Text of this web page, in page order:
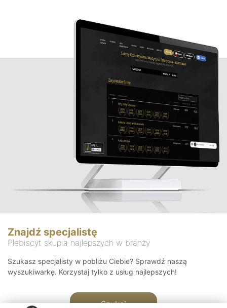
Znajdź specjalistę
Plebiscyt skupia najlepszych w branży
Szukasz specjalisty w pobliżu Ciebie? Sprawdź naszą
wyszukiwarkę. Korzystaj tylko z usług najlepszych!
Szukaj